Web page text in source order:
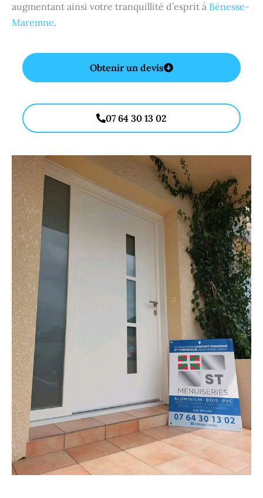
augmentant ainsi votre tranquillité d’esprit à Bénesse-
Maremne.
Obtenir un devis
07 64 30 13 02